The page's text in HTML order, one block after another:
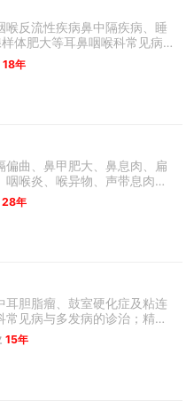
反流性疾病鼻中隔疾病、睡
体肥大等耳鼻咽喉科常见病
验。尤其擅长成人、儿童睡
、术中术后的综合治疗以及
呼吸机治疗)等。
18年
曲、鼻甲肥大、鼻息肉、扁
喉炎、喉异物、声带息肉、
炎、咽喉炎、耳鸣、耳聋等
耳鸣、突发性耳聋、眩晕、
富经验。
28年
胆脂瘤、鼓室硬化症及粘连
见病与多发病的诊治；精于
专注侧颅底肿瘤（如外中耳
体瘤等）的诊疗；同时涵盖
15年